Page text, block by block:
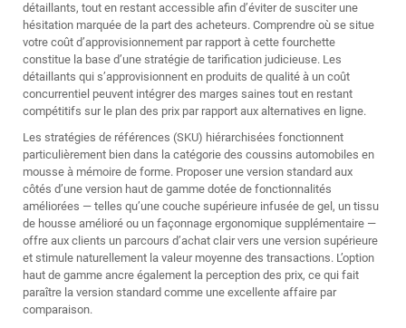
détaillants, tout en restant accessible afin d’éviter de susciter une
hésitation marquée de la part des acheteurs. Comprendre où se situe
votre coût d’approvisionnement par rapport à cette fourchette
constitue la base d’une stratégie de tarification judicieuse. Les
détaillants qui s’approvisionnent en produits de qualité à un coût
concurrentiel peuvent intégrer des marges saines tout en restant
compétitifs sur le plan des prix par rapport aux alternatives en ligne.
Les stratégies de références (SKU) hiérarchisées fonctionnent
particulièrement bien dans la catégorie des coussins automobiles en
mousse à mémoire de forme. Proposer une version standard aux
côtés d’une version haut de gamme dotée de fonctionnalités
améliorées — telles qu’une couche supérieure infusée de gel, un tissu
de housse amélioré ou un façonnage ergonomique supplémentaire —
offre aux clients un parcours d’achat clair vers une version supérieure
et stimule naturellement la valeur moyenne des transactions. L’option
haut de gamme ancre également la perception des prix, ce qui fait
paraître la version standard comme une excellente affaire par
comparaison.